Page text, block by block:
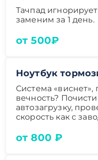
Тачпад
заменим за 1 день.
от 500₽
Ноутбук
Система
вечность?
автозагрузку,
скорость как с
от 800 ₽